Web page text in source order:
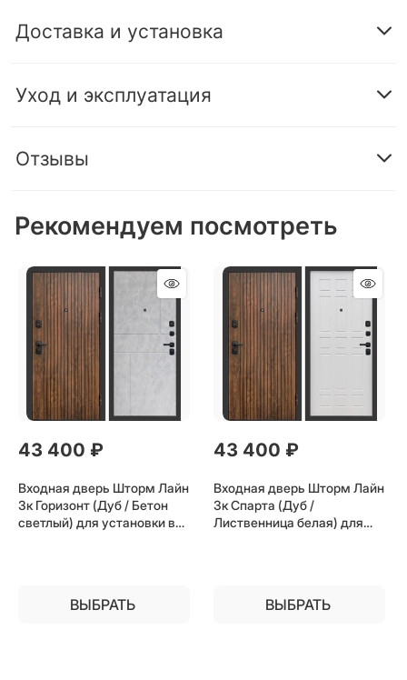
Доставка и установка
Уход и эксплуатация
Отзывы
Рекомендуем посмотреть
43 400 ₽
Входная дверь Шторм Лайн
3к Горизонт (Дуб / Бетон
светлый) для установки в
ВЫБРАТЬ
43 400 ₽
Входная дверь Шторм Лайн
3к Спарта (Дуб /
Лиственница белая) для
ВЫБРАТЬ